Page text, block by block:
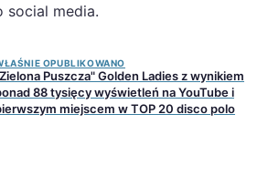
social media.
OPUBLIKOWANO
Puszcza" Golden Ladies z wynikiem
88 tysięcy wyświetleń na YouTube i
miejscem w TOP 20 disco polo